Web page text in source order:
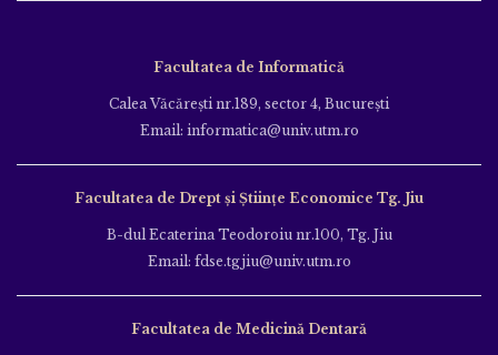
Facultatea de Informatică
Calea Văcăreşti nr.189, sector 4, Bucureşti
Email: informatica@univ.utm.ro
Facultatea de Drept și Științe Economice Tg. Jiu
B-dul Ecaterina Teodoroiu nr.100, Tg. Jiu
Email: fdse.tgjiu@univ.utm.ro
Facultatea de Medicină Dentară